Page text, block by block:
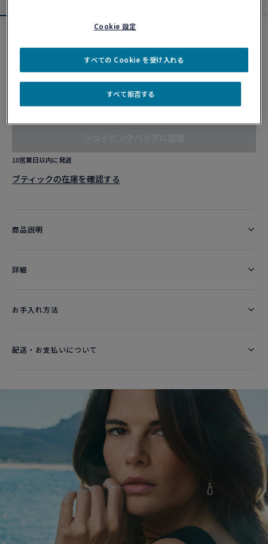
フォース10ブレスレット
カスタマイズ
ショッピングバッグに追加
10営業日以内に発送
ブティックの在庫を確認する​
商品説明
詳細​
お手入れ方法
配送・お支払いについて
Cookie 設定
すべて拒否する
すべての Cookie を受け入れる